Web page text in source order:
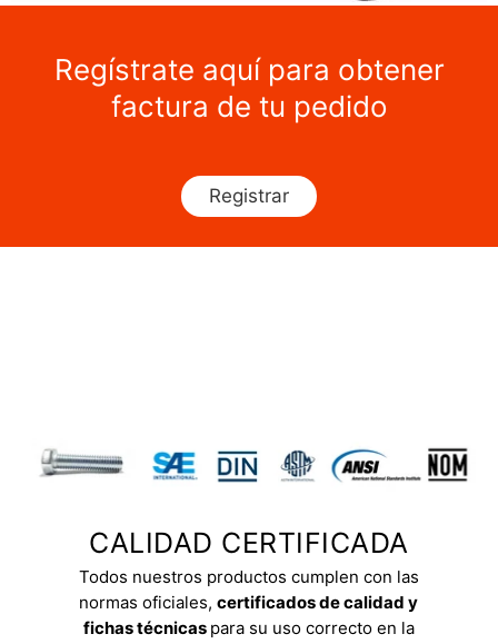
Regístrate aquí para obtener
factura de tu pedido
Registrar
CALIDAD CERTIFICADA
Todos nuestros productos cumplen con las
normas oficiales,certificados de calidad y
fichas técnicas para su uso correcto en la